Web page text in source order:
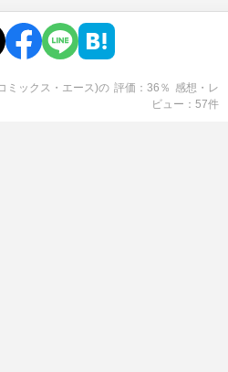
ミックス・エース)の 評価 36 ％ 感想・レ
ビュー
57件